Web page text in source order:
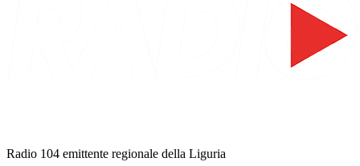
Radio 104 emittente regionale della Liguria